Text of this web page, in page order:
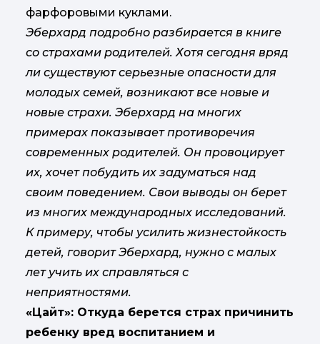
фарфоровыми куклами.
Эберхард подробно разбирается в книге
со страхами родителей. Хотя сегодня вряд
ли существуют серьезные опасности для
молодых семей, возникают все новые и
новые страхи. Эберхард на многих
примерах показывает противоречия
современных родителей. Он провоцирует
их, хочет побудить их задуматься над
своим поведением. Свои выводы он берет
из многих международных исследований.
К примеру, чтобы усилить жизнестойкость
детей, говорит Эберхард, нужно с малых
лет учить их справляться с
неприятностями.
«Цайт»: Откуда берется страх причинить
ребенку вред воспитанием и